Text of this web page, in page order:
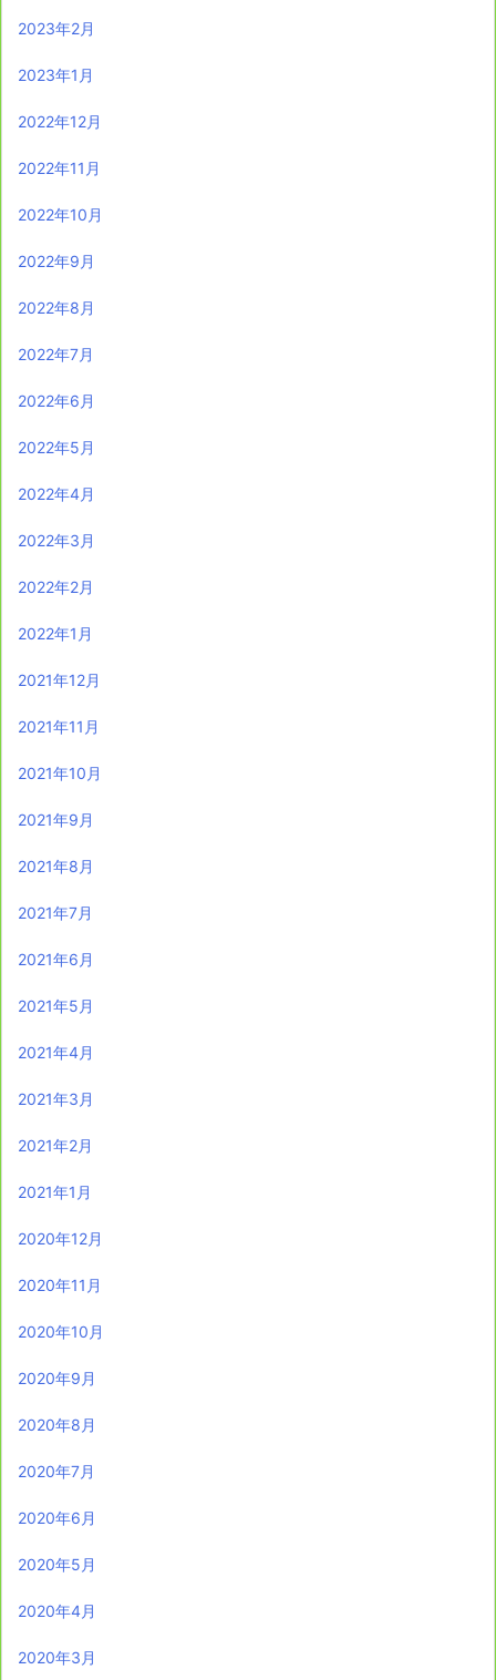
2023年2月
2023年1月
2022年12月
2022年11月
2022年10月
2022年9月
2022年8月
2022年7月
2022年6月
2022年5月
2022年4月
2022年3月
2022年2月
2022年1月
2021年12月
2021年11月
2021年10月
2021年9月
2021年8月
2021年7月
2021年6月
2021年5月
2021年4月
2021年3月
2021年2月
2021年1月
2020年12月
2020年11月
2020年10月
2020年9月
2020年8月
2020年7月
2020年6月
2020年5月
2020年4月
2020年3月